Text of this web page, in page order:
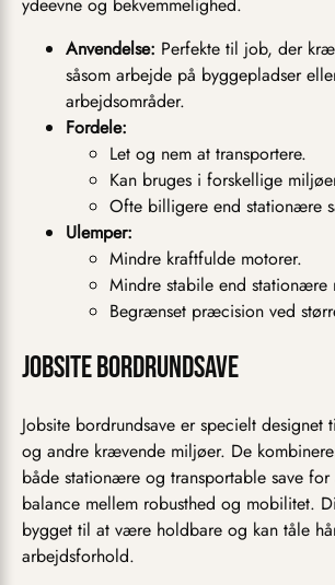
Anvendelse: Perfekte til job, der
såsom arbejde på byggepladser
arbejdsområder.
Fordele:
Let og nem at transportere.
Kan bruges i forskellige
Ofte billigere end stationære
Ulemper:
Mindre kraftfulde motorer.
Mindre stabile end stationære
Begrænset præcision ved
Jobsite bordrundsave
Jobsite bordrundsave er specielt designet
og andre krævende miljøer. De
både stationære og transportable save for
balance mellem robusthed og mobilitet.
bygget til at være holdbare og kan tåle
arbejdsforhold.